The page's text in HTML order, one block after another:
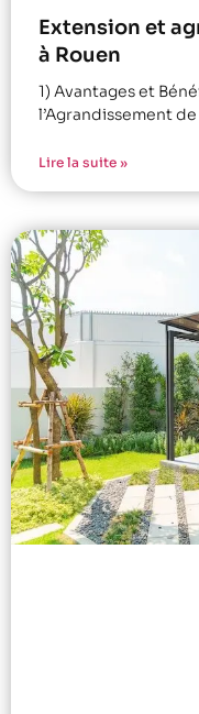
Extension et
à Rouen
1) Avantages et
l’Agrandissement
Lire la suite »